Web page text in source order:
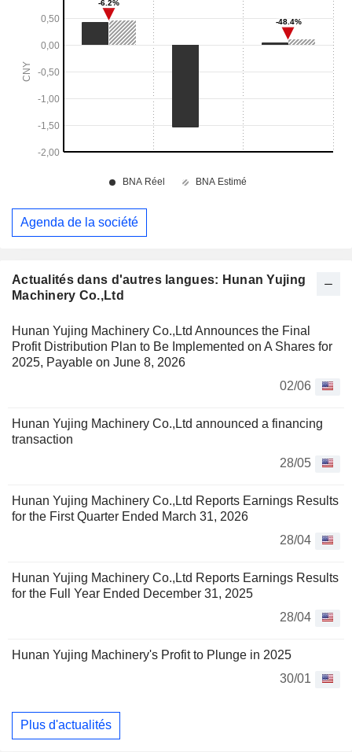
Actualités dans d'autres langues: Hunan Yujing
Machinery Co.,Ltd
Hunan Yujing Machinery Co.,Ltd Announces the Final
Profit Distribution Plan to Be Implemented on A Shares for
2025, Payable on June 8, 2026
02/06
Hunan Yujing Machinery Co.,Ltd announced a financing
transaction
28/05
Hunan Yujing Machinery Co.,Ltd Reports Earnings Results
for the First Quarter Ended March 31, 2026
28/04
Hunan Yujing Machinery Co.,Ltd Reports Earnings Results
for the Full Year Ended December 31, 2025
28/04
Hunan Yujing Machinery's Profit to Plunge in 2025
30/01
Plus d'actualités
Agenda de la société